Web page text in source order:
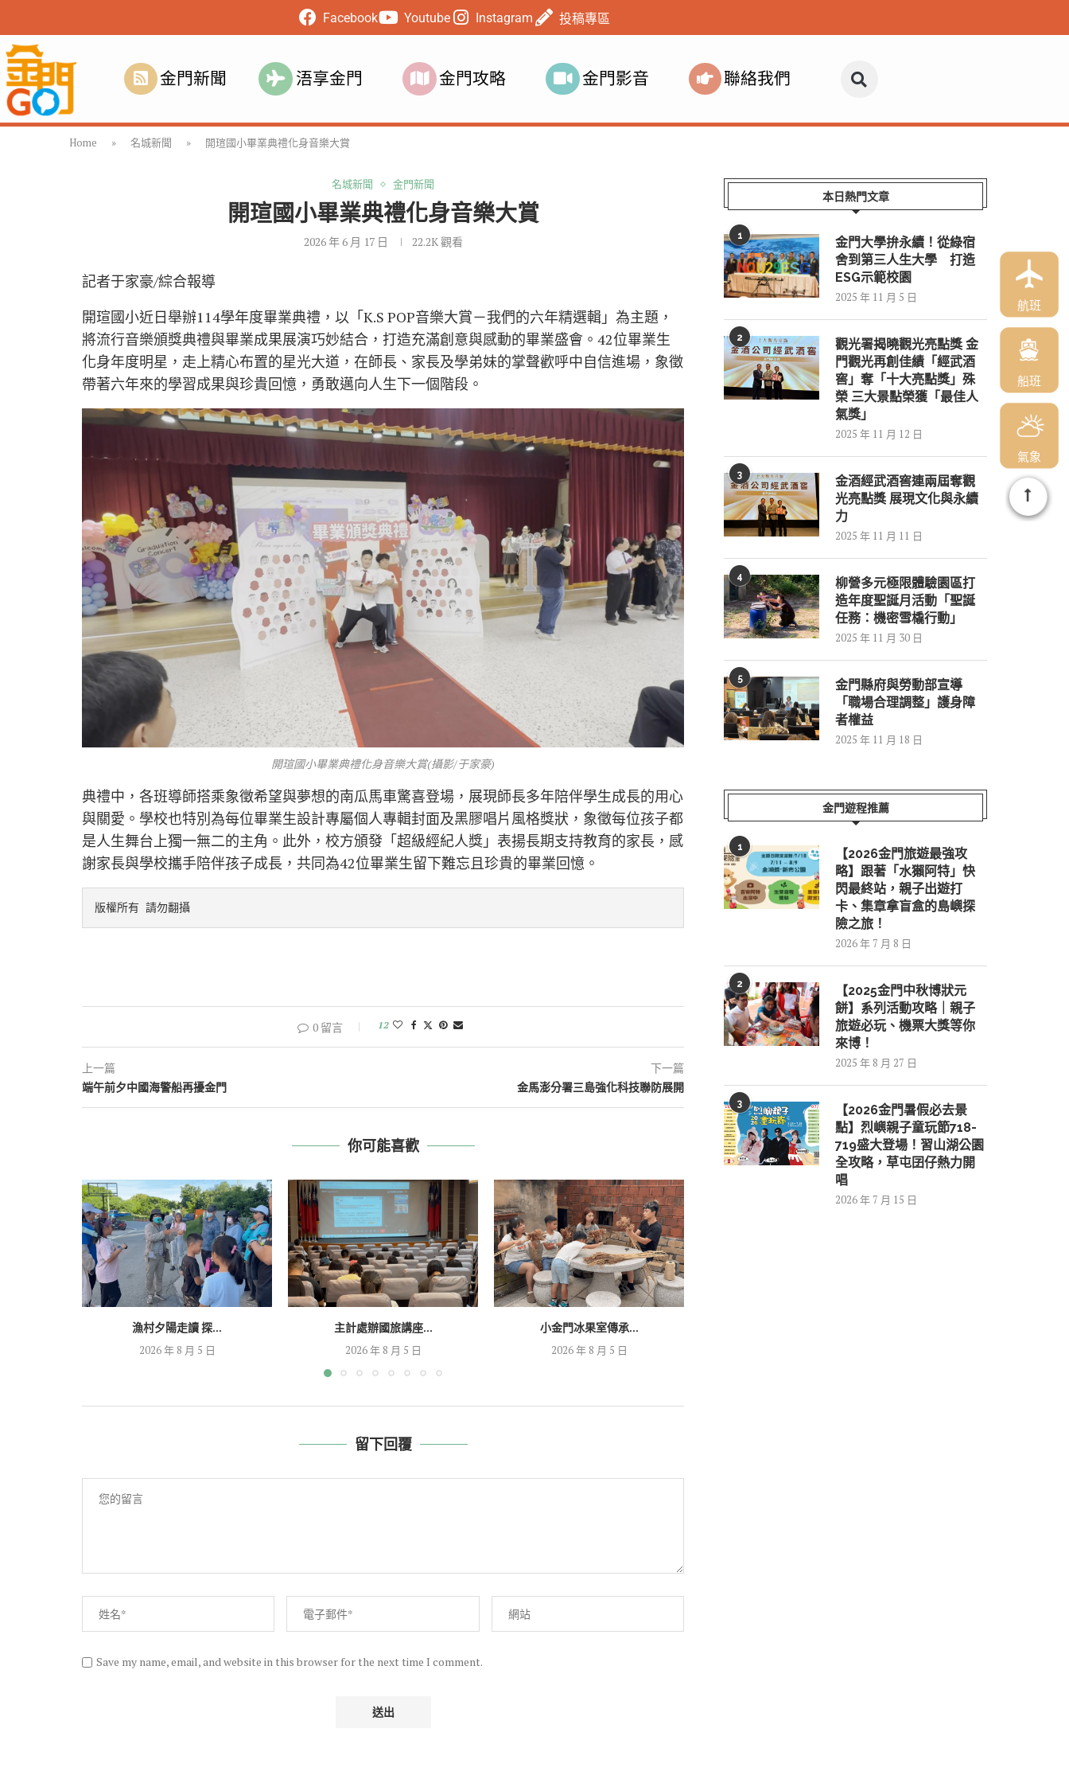
Facebook Youtube Instagram 投稿專區
金門新聞 浯享金門 金門攻略 金門影音 聯絡我們
Home » 名城新聞 » 開瑄國小畢業典禮化身音樂大賞
名城新聞 金門新聞
開瑄國小畢業典禮化身音樂大賞
2026 年 6 月 17 日 22.2K觀看
記者于家豪/綜合報導
開瑄國小近日舉辦114學年度畢業典禮，以「K.S POP音樂大賞－我們的六年精選輯」為主題，
將流行音樂頒獎典禮與畢業成果展演巧妙結合，打造充滿創意與感動的畢業盛會。42位畢業生
化身年度明星，走上精心布置的星光大道，在師長、家長及學弟妹的掌聲歡呼中自信進場，象徵
帶著六年來的學習成果與珍貴回憶，勇敢邁向人生下一個階段。
開瑄國小畢業典禮化身音樂大賞(攝影/于家豪)
典禮中，各班導師搭乘象徵希望與夢想的南瓜馬車驚喜登場，展現師長多年陪伴學生成長的用心
與關愛。學校也特別為每位畢業生設計專屬個人專輯封面及黑膠唱片風格獎狀，象徵每位孩子都
是人生舞台上獨一無二的主角。此外，校方頒發「超級經紀人獎」表揚長期支持教育的家長，感
謝家長與學校攜手陪伴孩子成長，共同為42位畢業生留下難忘且珍貴的畢業回憶。
版權所有 請勿翻攝
0 留言 12
上一篇
端午前夕中國海警船再擾金門
下一篇
金馬澎分署三島強化科技聯防展開
你可能喜歡
漁村夕陽走讀 探...
2026 年 8 月 5 日
主計處辦國旅講座...
2026 年 8 月 5 日
小金門冰果室傳承...
2026 年 8 月 5 日
留下回覆
Save my name, email, and website in this browser for the next time I comment.
本日熱門文章
1
金門大學拚永續！從綠宿
舍到第三人生大學 打造
ESG示範校園
2025 年 11 月 5 日
2
觀光署揭曉觀光亮點獎 金
門觀光再創佳績「經武酒
窖」奪「十大亮點獎」殊
榮 三大景點榮獲「最佳人
氣獎」
2025 年 11 月 12 日
3
金酒經武酒窖連兩屆奪觀
光亮點獎 展現文化與永續
力
2025 年 11 月 11 日
4
柳營多元極限體驗園區打
造年度聖誕月活動「聖誕
任務：機密雪橇行動」
2025 年 11 月 30 日
5
金門縣府與勞動部宣導
「職場合理調整」護身障
者權益
2025 年 11 月 18 日
金門遊程推薦
1
【2026金門旅遊最強攻
略】跟著「水獺阿特」快
閃最終站，親子出遊打
卡、集章拿盲盒的島嶼探
險之旅！
2026 年 7 月 8 日
2
【2025金門中秋博狀元
餅】系列活動攻略｜親子
旅遊必玩、機票大獎等你
來博！
2025 年 8 月 27 日
3
【2026金門暑假必去景
點】烈嶼親子童玩節718-
719盛大登場！習山湖公園
全攻略，草屯囝仔熱力開
唱
2026 年 7 月 15 日
航班
船班
氣象